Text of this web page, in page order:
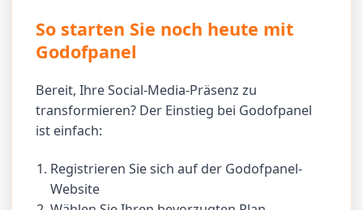
So starten Sie noch heute mit
Godofpanel
Bereit, Ihre Social-Media-Präsenz zu
transformieren? Der Einstieg bei Godofpanel
ist einfach:
Registrieren Sie sich auf der Godofpanel-
Website